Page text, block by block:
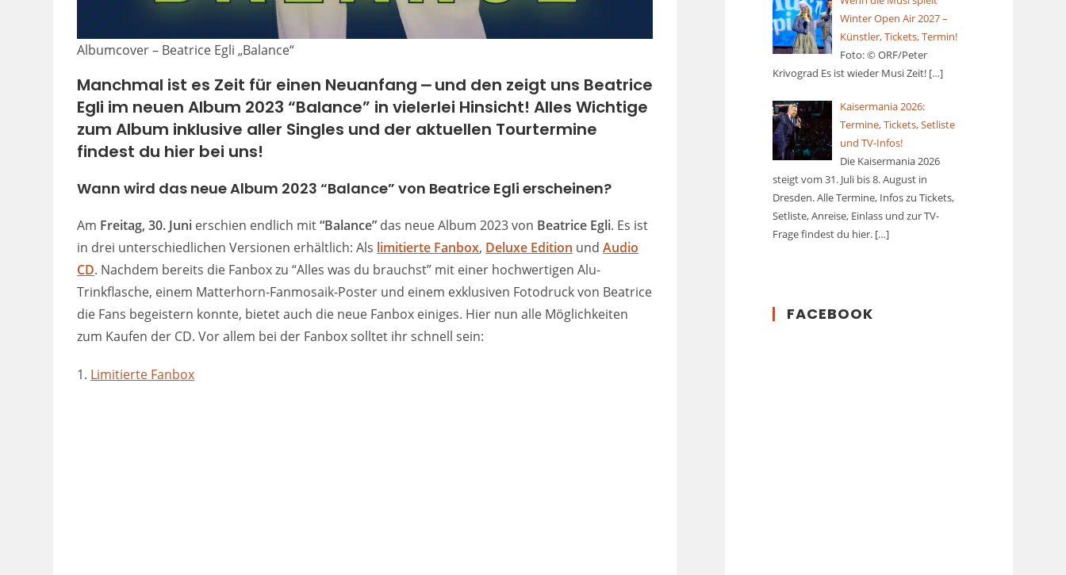
Albumcover – Beatrice Egli „Balance“
Manchmal ist es Zeit für einen Neuanfang ⎼ und den zeigt uns Beatrice
Egli im neuen Album 2023 “Balance” in vielerlei Hinsicht! Alles Wichtige
zum Album inklusive aller Singles und der aktuellen Tourtermine
findest du hier bei uns!
Wann wird das neue Album 2023 “Balance” von Beatrice Egli erscheinen?
Am Freitag, 30. Juni erschien endlich mit“Balance” das neue Album 2023 von Beatrice Egli. Es ist
in drei unterschiedlichen Versionen erhältlich: Als limitierte Fanbox, Deluxe Edition undAudio
CD. Nachdem bereits die Fanbox zu “Alles was du brauchst” mit einer hochwertigen Alu-
Trinkflasche, einem Matterhorn-Fanmosaik-Poster und einem exklusiven Fotodruck von Beatrice
die Fans begeistern konnte, bietet auch die neue Fanbox einiges. Hier nun alle Möglichkeiten
zum Kaufen der CD. Vor allem bei der Fanbox solltet ihr schnell sein:
1. Limitierte Fanbox
Winter Open Air 2027 –
Künstler, Tickets, Termin!
Foto: © ORF/Peter
Krivograd Es ist wieder Musi Zeit! […]
Kaisermania 2026:
Termine, Tickets, Setliste
und TV-Infos!
Die Kaisermania 2026
steigt vom 31. Juli bis 8. August in
Dresden. Alle Termine, Infos zu Tickets,
Setliste, Anreise, Einlass und zur TV-
Frage findest du hier.[…]
FACEBOOK